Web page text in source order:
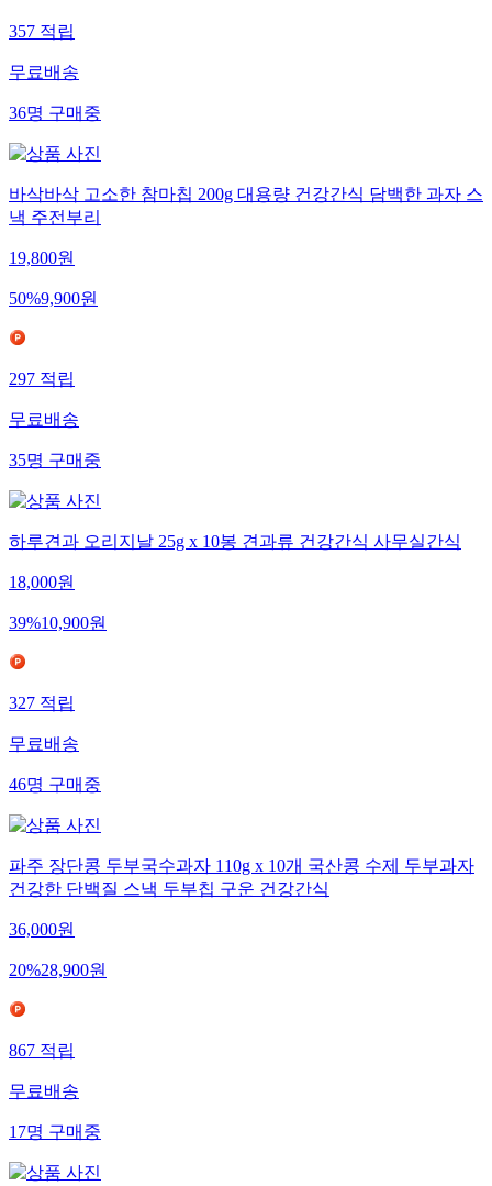
357적립
무료배송
36명구매중
바삭바삭 고소한 참마칩 200g 대용량 건강간식 담백한 과자 스
낵 주전부리
19,800원
50%9,900원
297적립
무료배송
35명구매중
하루견과 오리지날 25g x 10봉 견과류 건강간식 사무실간식
18,000원
39%10,900원
327적립
무료배송
46명구매중
파주 장단콩 두부국수과자 110g x 10개 국산콩 수제 두부과자
건강한 단백질 스낵 두부칩 구운 건강간식
36,000원
20%28,900원
867적립
무료배송
17명구매중